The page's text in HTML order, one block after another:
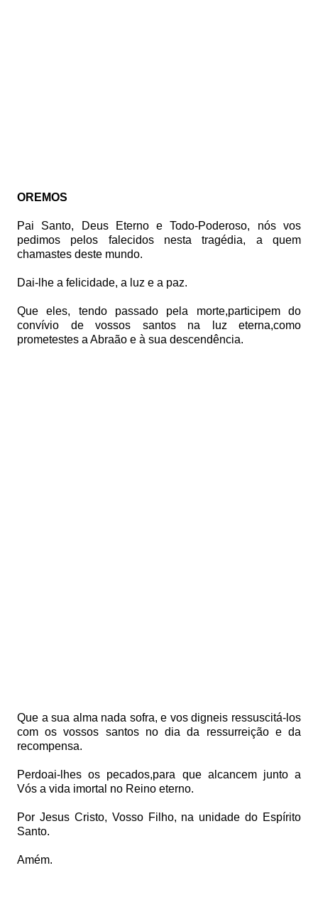
OREMOS
Pai Santo, Deus Eterno e Todo-Poderoso, nós vos
pedimos pelos falecidos nesta tragédia, a quem
chamastes deste mundo.
Dai-lhe a felicidade, a luz e a paz.
Que eles, tendo passado pela morte,participem do
convívio de vossos santos na luz eterna,como
prometestes a Abraão e à sua descendência.
Que a sua alma nada sofra,e vos digneis ressuscitá-los
com os vossos santos no dia da ressurreição e da
recompensa.
Perdoai-lhes os pecados,para que alcancem junto a
Vós a vida imortal no Reino eterno.
Por Jesus Cristo, Vosso Filho, na unidade do Espírito
Santo.
Amém.